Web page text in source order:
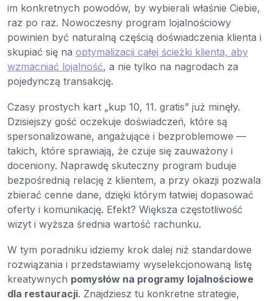
im konkretnych powodów, by wybierali właśnie Ciebie,
raz po raz. Nowoczesny program lojalnościowy
powinien być naturalną częścią doświadczenia klienta i
skupiać się na optymalizacji całej ścieżki klienta, aby
wzmacniać lojalność, a nie tylko na nagrodach za
pojedynczą transakcję.
Czasy prostych kart „kup 10, 11. gratis” już minęły.
Dzisiejszy gość oczekuje doświadczeń, które są
spersonalizowane, angażujące i bezproblemowe —
takich, które sprawiają, że czuje się zauważony i
doceniony. Naprawdę skuteczny program buduje
bezpośrednią relację z klientem, a przy okazji pozwala
zbierać cenne dane, dzięki którym łatwiej dopasować
oferty i komunikację. Efekt? Większa częstotliwość
wizyt i wyższa średnia wartość rachunku.
W tym poradniku idziemy krok dalej niż standardowe
rozwiązania i przedstawiamy wyselekcjonowaną listę
kreatywnych pomysłów na programy lojalnościowe
dla restauracji. Znajdziesz tu konkretne strategie,